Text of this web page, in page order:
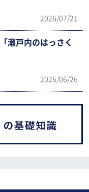
2026/07/21
瀬戸内のはっさく
2026/06/26